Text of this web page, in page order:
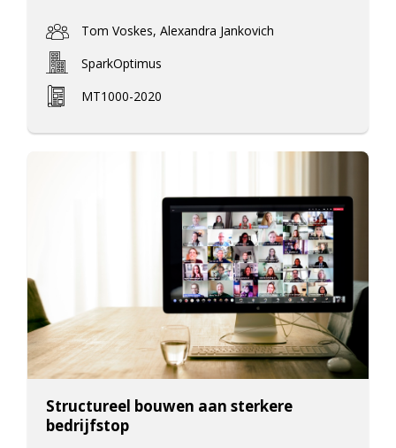
Tom Voskes, Alexandra Jankovich
SparkOptimus
MT1000-2020
Structureel bouwen aan sterkere
bedrijfstop